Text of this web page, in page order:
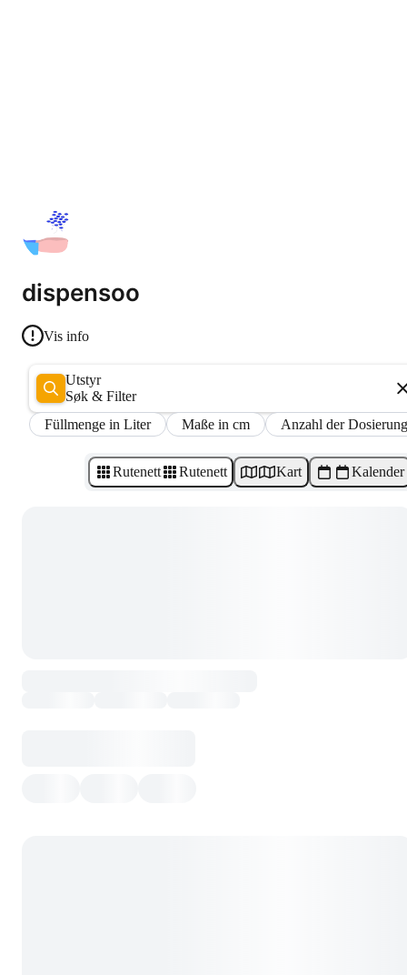
dispensoo
Vis info
Utstyr
Søk & Filter
Füllmenge in Liter
Maße in cm Anzahl der
Rutenett Rutenett Kart Kalender